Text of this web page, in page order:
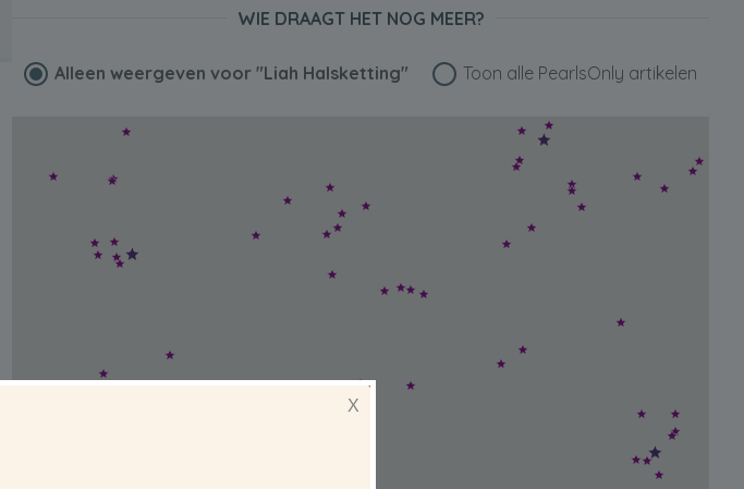
WIE DRAAGT HET NOG MEER?
Alleen weergeven voor"Liah Halsketting" Toon alle PearlsOnly artikelen
X